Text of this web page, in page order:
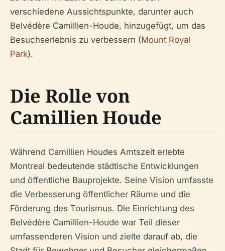
verschiedene Aussichtspunkte, darunter auch
Belvédère Camillien-Houde, hinzugefügt, um das
Besuchserlebnis zu verbessern (Mount Royal
Park).
Die Rolle von
Camillien Houde
Während Camillien Houdes Amtszeit erlebte
Montreal bedeutende städtische Entwicklungen
und öffentliche Bauprojekte. Seine Vision umfasste
die Verbesserung öffentlicher Räume und die
Förderung des Tourismus. Die Einrichtung des
Belvédère Camillien-Houde war Teil dieser
umfassenderen Vision und zielte darauf ab, die